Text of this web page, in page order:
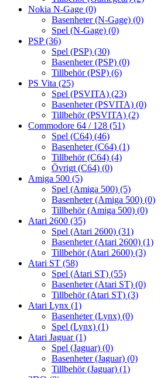
Nokia N-Gage (0)
Basenheter (N-Gage) (0)
Spel (N-Gage) (0)
PSP(36)
Spel (PSP) (30)
Basenheter (PSP) (0)
Tillbehör (PSP) (6)
PS Vita (25)
Spel (PSVITA) (23)
Basenheter (PSVITA) (0)
Tillbehör (PSVITA) (2)
Commodore 64 / 128 (51)
Spel (C64) (46)
Basenheter (C64) (1)
Tillbehör (C64) (4)
Övrigt (C64) (0)
Amiga 500 (5)
Spel (Amiga 500) (5)
Basenheter (Amiga 500) (0)
Tillbehör (Amiga 500) (0)
Atari 2600 (35)
Spel (Atari 2600) (31)
Basenheter (Atari 2600) (1)
Tillbehör (Atari 2600) (3)
Atari ST (58)
Spel (Atari ST) (55)
Basenheter (Atari ST) (0)
Tillbehör (Atari ST) (3)
Atari Lynx (1)
Basenheter (Lynx) (0)
Spel (Lynx) (1)
Atari Jaguar(1)
Spel (Jaguar) (0)
Basenheter (Jaguar) (0)
Tillbehör (Jaguar) (1)